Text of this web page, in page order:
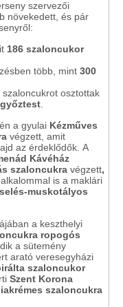
szervezői
növekedett, és pár
186 szaloncukor
több, mint 300
szaloncukrot osztottak
a gyulai Kézműves
végzett, amit
az érdeklődők. A
Kávéház
szaloncukra végzett,
is a maklári
muskotályos
a keszthelyi
ropogós
a sütemény
arató veresegyházi
szaloncukor
Szent Korona
szaloncukra